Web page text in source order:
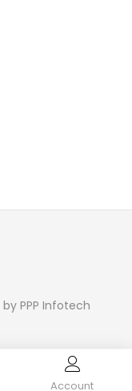
Account
PPP Infotech